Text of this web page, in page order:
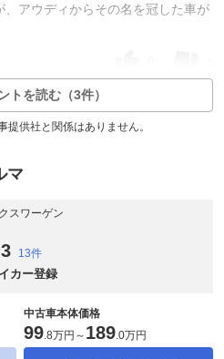
アウディからその名を冠した車が
トを読む（3件）
供社と関係はありません。
マ
スワーゲン
3 13件
カー登録
中古車本体価格
99.8万円 ～ 189.0万円